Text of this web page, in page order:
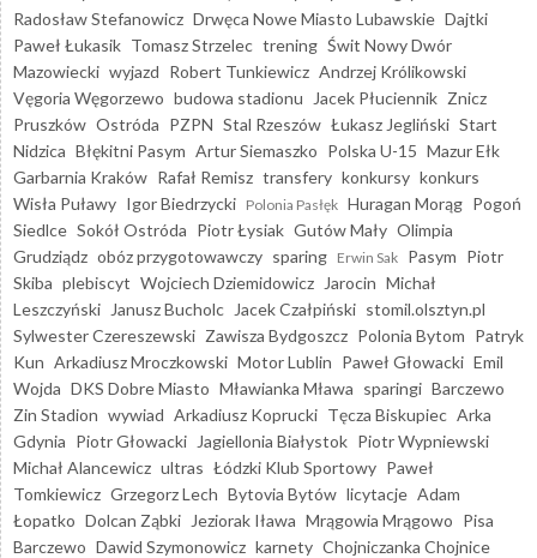
Radosław Stefanowicz Drwęca Nowe Miasto Lubawskie Dajtki
Paweł Łukasik Tomasz Strzelec trening Świt Nowy Dwór
Mazowiecki wyjazd Robert Tunkiewicz Andrzej Królikowski
Vęgoria Węgorzewo budowa stadionu Jacek Płuciennik Znicz
Pruszków Ostróda PZPN Stal Rzeszów Łukasz Jegliński Start
Nidzica Błękitni Pasym Artur Siemaszko Polska U-15 Mazur Ełk
Garbarnia Kraków Rafał Remisz transfery konkursy konkurs
Wisła Puławy Igor Biedrzycki Polonia Pasłęk Huragan Morąg Pogoń
Siedlce Sokół Ostróda Piotr Łysiak Gutów Mały Olimpia
Grudziądz obóz przygotowawczy sparing Erwin Sak Pasym Piotr
Skiba plebiscyt Wojciech Dziemidowicz Jarocin Michał
Leszczyński
Janusz Bucholc Jacek Czałpiński stomil.olsztyn.pl
Sylwester Czereszewski Zawisza Bydgoszcz Polonia Bytom Patryk
Kun Arkadiusz Mroczkowski Motor Lublin Paweł Głowacki Emil
Wojda DKS Dobre Miasto Mławianka Mława sparingi Barczewo
Zin Stadion wywiad Arkadiusz Koprucki Tęcza Biskupiec Arka
Gdynia Piotr Głowacki Jagiellonia Białystok Piotr Wypniewski
Michał Alancewicz ultras Łódzki Klub Sportowy Paweł
Tomkiewicz Grzegorz Lech Bytovia Bytów licytacje Adam
Łopatko Dolcan Ząbki Jeziorak Iława Mrągowia Mrągowo Pisa
Barczewo Dawid Szymonowicz karnety Chojniczanka Chojnice